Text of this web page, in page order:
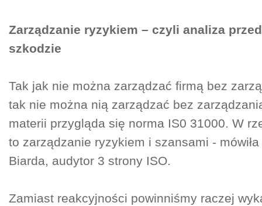
Zarządzanie ryzykiem – czyli analiza
szkodzie
Tak jak nie można zarządzać firmą bez
tak nie można nią zarządzać bez
materii przygląda się norma IS0 31000. W
to zarządzanie ryzykiem i szansami - mówiła
Biarda, audytor 3 strony ISO.
Zamiast reakcyjności powinniśmy raczej